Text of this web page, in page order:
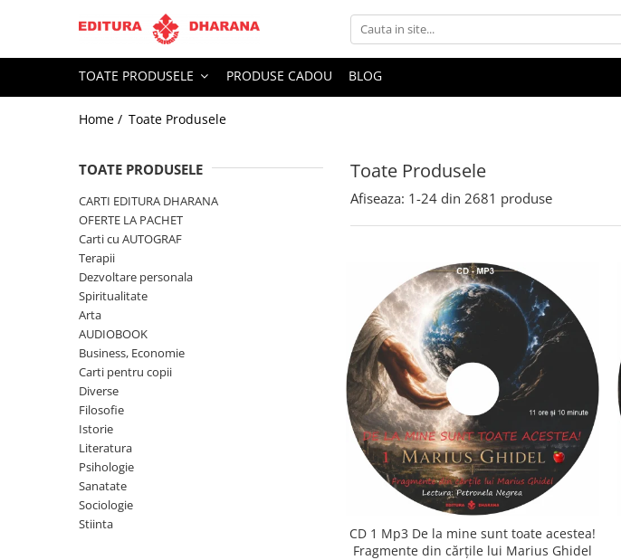
Toate Produsele
CARTI EDITURA DHARANA
OFERTE LA PACHET
Dezvoltare personala
Spiritualitate
AUDIOBOOK
Business, Economie
Carti pentru copii
TOATE PRODUSELE PRODUSE CADOU BLOG
Home / Toate Produsele
Toate Produsele
TOATE PRODUSELE
CARTI EDITURA DHARANA
OFERTE LA PACHET
Carti cu AUTOGRAF
Terapii
Dezvoltare personala
Spiritualitate
Arta
AUDIOBOOK
Business, Economie
Carti pentru copii
Diverse
Filosofie
Istorie
Literatura
Psihologie
Sanatate
Sociologie
Stiinta
Afiseaza: 1-24 din 2681 produse
CD 1 Mp3 De la mine sunt toate acestea!
Fragmente din cărțile lui Marius Ghidel